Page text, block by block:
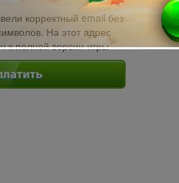
корректный email без
На этот адрес
к полной версии игры